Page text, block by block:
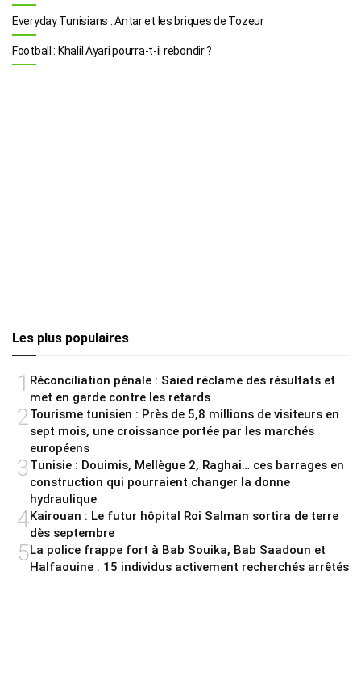
Everyday Tunisians : Antar et les briques de Tozeur
Football : Khalil Ayari pourra-t-il rebondir ?
Les plus populaires
1 Réconciliation pénale : Saied réclame des résultats et
met en garde contre les retards
2Tourisme tunisien : Près de 5,8 millions de visiteurs en
sept mois, une croissance portée par les marchés
européens
3Tunisie : Douimis, Mellègue 2, Raghai… ces barrages en
construction qui pourraient changer la donne
hydraulique
4Kairouan : Le futur hôpital Roi Salman sortira de terre
dès septembre
5La police frappe fort à Bab Souika, Bab Saadoun et
Halfaouine : 15 individus activement recherchés arrêtés